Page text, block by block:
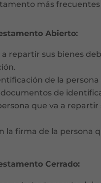
más
Abierto:
a repartir sus bienes
de la
documentos de
que va a
la firma de la persona
Cerrado: